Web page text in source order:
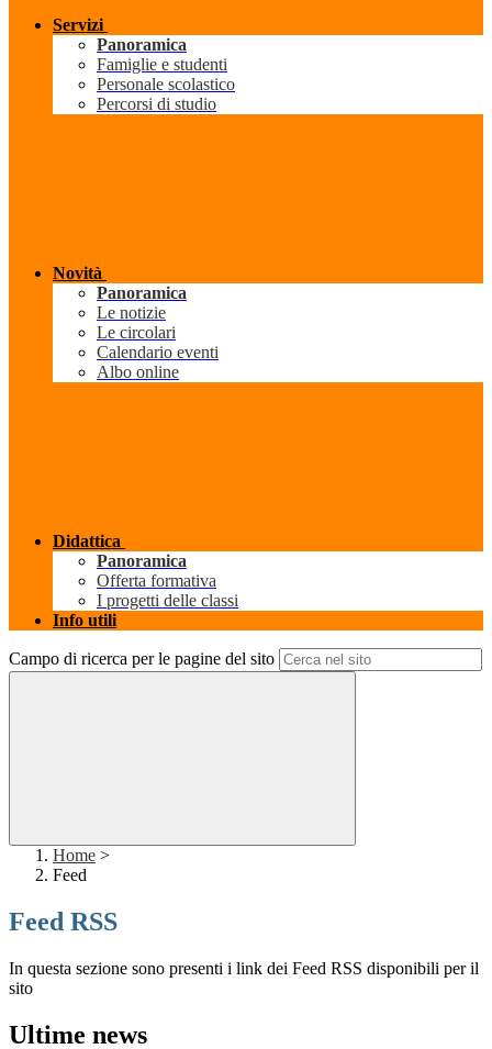
Servizi
Panoramica
Famiglie e studenti
Personale scolastico
Percorsi di studio
Novità
Panoramica
Le notizie
Le circolari
Calendario eventi
Albo online
Didattica
Panoramica
Offerta formativa
I progetti delle classi
Info utili
Campo di ricerca per le pagine del sito
Home >
Feed
Feed RSS
In questa sezione sono presenti i link dei Feed RSS disponibili per il
sito
Ultime news